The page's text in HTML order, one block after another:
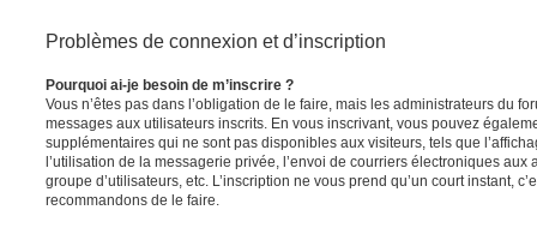
Problèmes de connexion et d’inscription
Pourquoi ai-je besoin de m’inscrire ?
Vous n’êtes pas dans l’obligation de le faire, mais les administrateurs du
messages aux utilisateurs inscrits. En vous inscrivant, vous pouvez
supplémentaires qui ne sont pas disponibles aux visiteurs, tels que
l’utilisation de la messagerie privée, l’envoi de courriers électroniques aux
groupe d’utilisateurs, etc. L’inscription ne vous prend qu’un court instant,
recommandons de le faire.